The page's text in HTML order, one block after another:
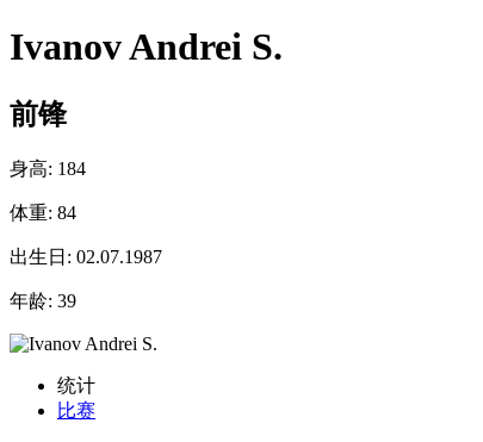
Ivanov Andrei S.
前锋
身高: 184
体重: 84
出生日: 02.07.1987
年龄: 39
统计
比赛